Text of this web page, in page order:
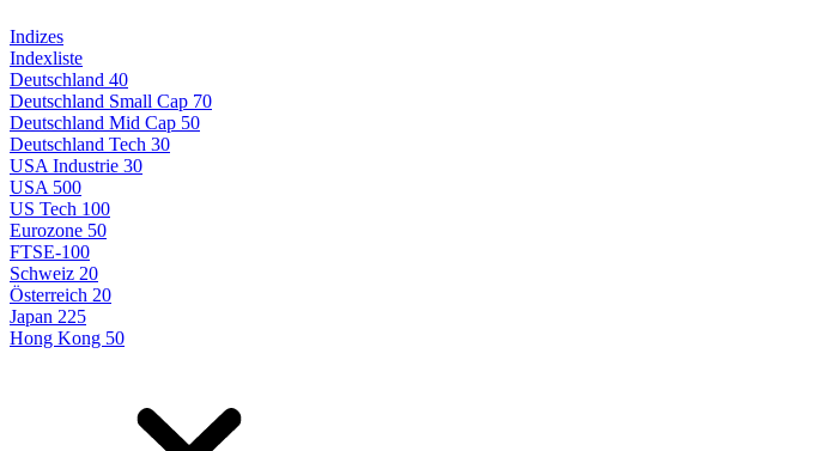
Indizes
Indexliste
Deutschland 40
Deutschland Small Cap 70
Deutschland Mid Cap 50
Deutschland Tech 30
USA Industrie 30
USA 500
US Tech 100
Eurozone 50
FTSE-100
Schweiz 20
Österreich 20
Japan 225
Hong Kong 50